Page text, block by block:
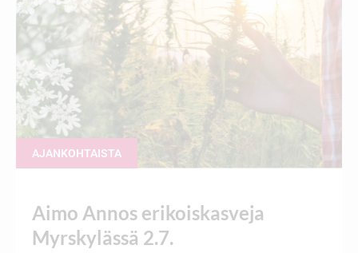
AJANKOHTAISTA
Aimo Annos erikoiskasveja
Myrskylässä 2.7.